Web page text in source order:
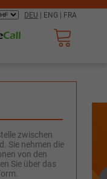
DEU ENG FRA
zwischen
Sie nehmen die
von den
Sie über das